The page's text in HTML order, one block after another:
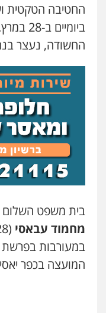
גיל
פלילי
עו"ד
פלילי
גל
פלילי
וחקירות
החטיבה הטקטית
החשודה, נעצר
בית משפט השלום
מחמוד עבאסי
במעורבות בפרשת
המועצה בכפר יאסיף (28